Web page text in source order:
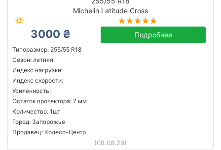
Michelin Latitude Cross
3000 ₴ Подробнее
Типоразмер: 255/55 R18
Сезон: летняя
Индекс нагрузки:
Индекс скорости:
Усиленность:
Остаток протектора: 7 мм
Количество: 1шт
Город: Запорожье
Продавец: Колесо-Центр
(08.08.26)